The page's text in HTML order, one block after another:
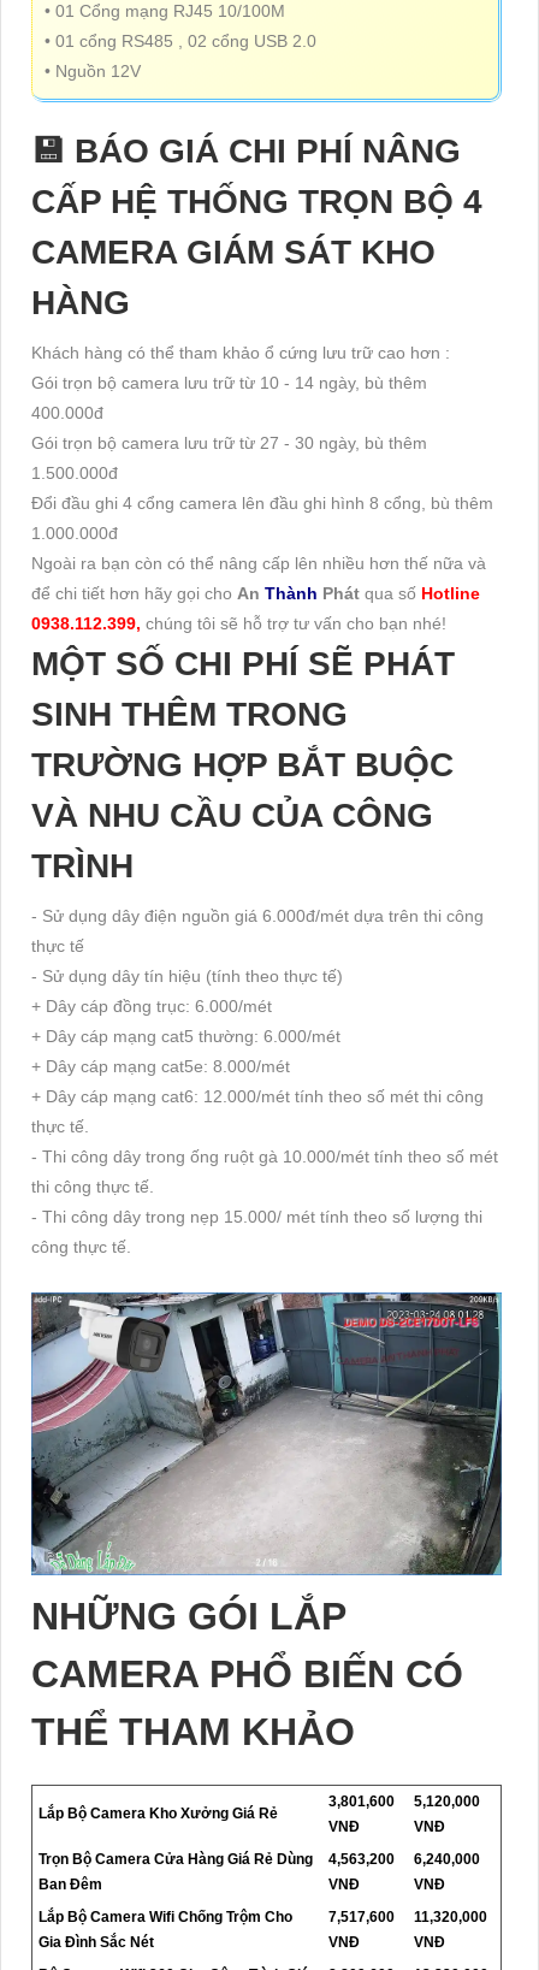
• 01 Cổng mạng RJ45 10/100M
• 01 cổng RS485 , 02 cổng USB 2.0
• Nguồn 12V
💾 BÁO GIÁ CHI PHÍ NÂNG
CẤP HỆ THỐNG TRỌN BỘ 4
CAMERA GIÁM SÁT KHO
HÀNG
Khách hàng có thể tham khảo ổ cứng lưu trữ cao hơn :
Gói trọn bộ camera lưu trữ từ 10 - 14 ngày, bù thêm
400.000đ
Gói trọn bộ camera lưu trữ từ 27 - 30 ngày, bù thêm
1.500.000đ
Đổi đầu ghi 4 cổng camera lên đầu ghi hình 8 cổng, bù thêm
1.000.000đ
Ngoài ra bạn còn có thể nâng cấp lên nhiều hơn thế nữa và
để chi tiết hơn hãy gọi cho An Thành Phát qua số Hotline
0938.112.399, chúng tôi sẽ hỗ trợ tư vấn cho bạn nhé!
MỘT SỐ CHI PHÍ SẼ PHÁT
SINH THÊM TRONG
TRƯỜNG HỢP BẮT BUỘC
VÀ NHU CẦU CỦA CÔNG
TRÌNH
- Sử dụng dây điện nguồn giá 6.000đ/mét dựa trên thi công
thực tế
- Sử dụng dây tín hiệu (tính theo thực tế)
+ Dây cáp đồng trục: 6.000/mét
+ Dây cáp mạng cat5 thường: 6.000/mét
+ Dây cáp mạng cat5e: 8.000/mét
+ Dây cáp mạng cat6: 12.000/mét tính theo số mét thi công
thực tế.
- Thi công dây trong ống ruột gà 10.000/mét tính theo số mét
thi công thực tế.
- Thi công dây trong nẹp 15.000/ mét tính theo số lượng thi
công thực tế.
NHỮNG GÓI LẮP
CAMERA PHỔ BIẾN CÓ
THỂ THAM KHẢO
Lắp Bộ Camera Kho Xưởng Giá Rẻ
3,801,600
VNĐ
5,120,000
VNĐ
Trọn Bộ Camera Cửa Hàng Giá Rẻ Dùng
Ban Đêm
4,563,200
VNĐ
6,240,000
VNĐ
Lắp Bộ Camera Wifi Chống Trộm Cho
Gia Đình Sắc Nét
7,517,600
VNĐ
11,320,000
VNĐ